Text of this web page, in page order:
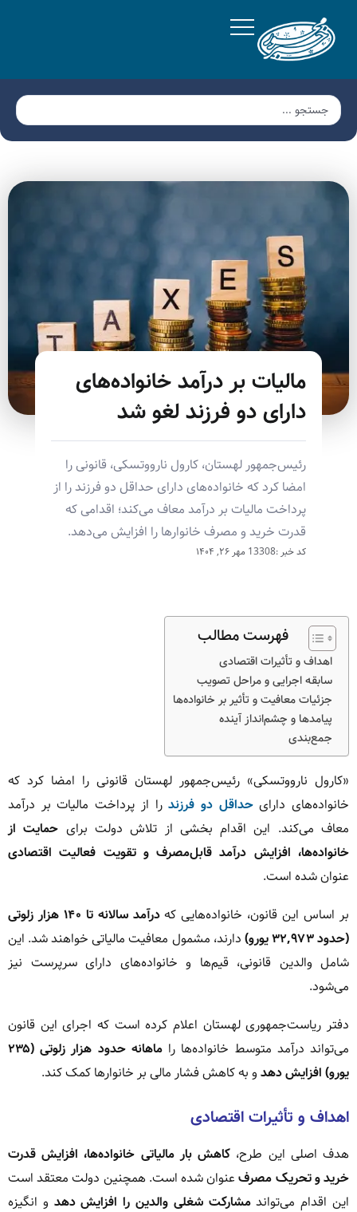
مالیات بر درآمد خانواده‌های
دارای دو فرزند لغو شد
رئیس‌جمهور لهستان، کارول نارووتسکی، قانونی را
امضا کرد که خانواده‌های دارای حداقل دو فرزند را از
پرداخت مالیات بر درآمد معاف می‌کند؛ اقدامی که
قدرت خرید و مصرف خانوارها را افزایش می‌دهد.
کد خبر :13308 مهر ۲۶, ۱۴۰۴
فهرست مطالب
اهداف و تأثیرات اقتصادی
سابقه اجرایی و مراحل تصویب
جزئیات معافیت و تأثیر بر خانواده‌ها
پیامدها و چشم‌انداز آینده
جمع‌بندی
«کارول نارووتسکی» رئیس‌جمهور لهستان قانونی را امضا کرد که
خانواده‌های دارایحداقل دو فرزندرا از پرداخت مالیات بر درآمد
معاف می‌کند. این اقدام بخشی از تلاش دولت برای حمایت از
خانواده‌ها، افزایش درآمد قابل‌مصرف و تقویت فعالیت اقتصادی
عنوان شده است.
بر اساس این قانون، خانواده‌هایی که
درآمد سالانه تا ۱۴۰ هزار زلوتی
(حدود ۳۲,۹۷۳ یورو)
دارند، مشمول معافیت مالیاتی خواهند شد. این
شامل والدین قانونی، قیم‌ها و خانواده‌های دارای سرپرست نیز
می‌شود.
دفتر ریاست‌جمهوری لهستان اعلام کرده است که اجرای این قانون
می‌تواند درآمد متوسط خانواده‌ها را
ماهانه حدود هزار زلوتی (۲۳۵
یورو) افزایش دهد و به کاهش فشار مالی بر خانوارها کمک کند.
اهداف و تأثیرات اقتصادی
هدف اصلی این طرح، کاهش بار مالیاتی خانواده‌ها، افزایش قدرت
خرید و تحریک مصرفعنوان شده است. همچنین دولت معتقد است
این اقدام می‌تواندمشارکت شغلی والدین را افزایش دهد و انگیزه